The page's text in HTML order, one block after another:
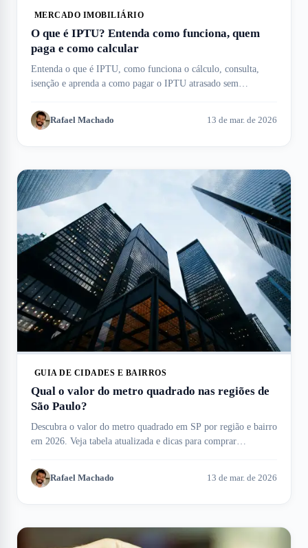
MERCADO IMOBILIÁRIO
O que é IPTU? Entenda como funciona, quem
paga e como calcular
Entenda o que é IPTU, como funciona o cálculo, consulta,
isenção e aprenda a como pagar o IPTU atrasado sem
Rafael Machado 13 de mar. de 2026
GUIA DE CIDADES E BAIRROS
Qual o valor do metro quadrado nas regiões de
São Paulo?
Descubra o valor do metro quadrado em SP por região e bairro
em 2026. Veja tabela atualizada e dicas para comprar
Rafael Machado 13 de mar. de 2026